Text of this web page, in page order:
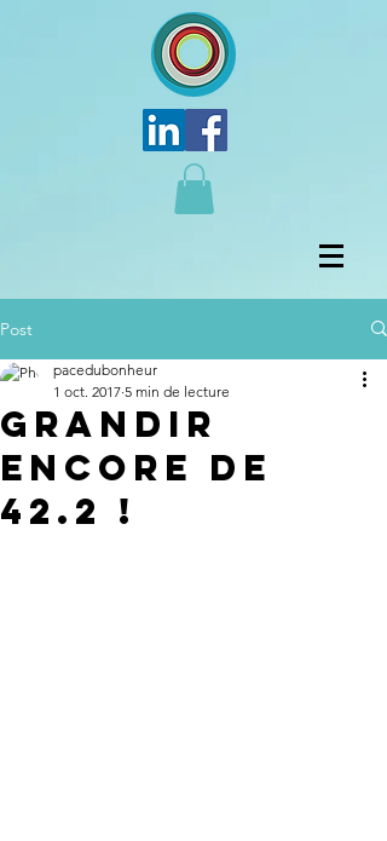
Post
Grandir
encore de
42.2 !
pacedubonheur
1 oct. 2017 5 min de lecture